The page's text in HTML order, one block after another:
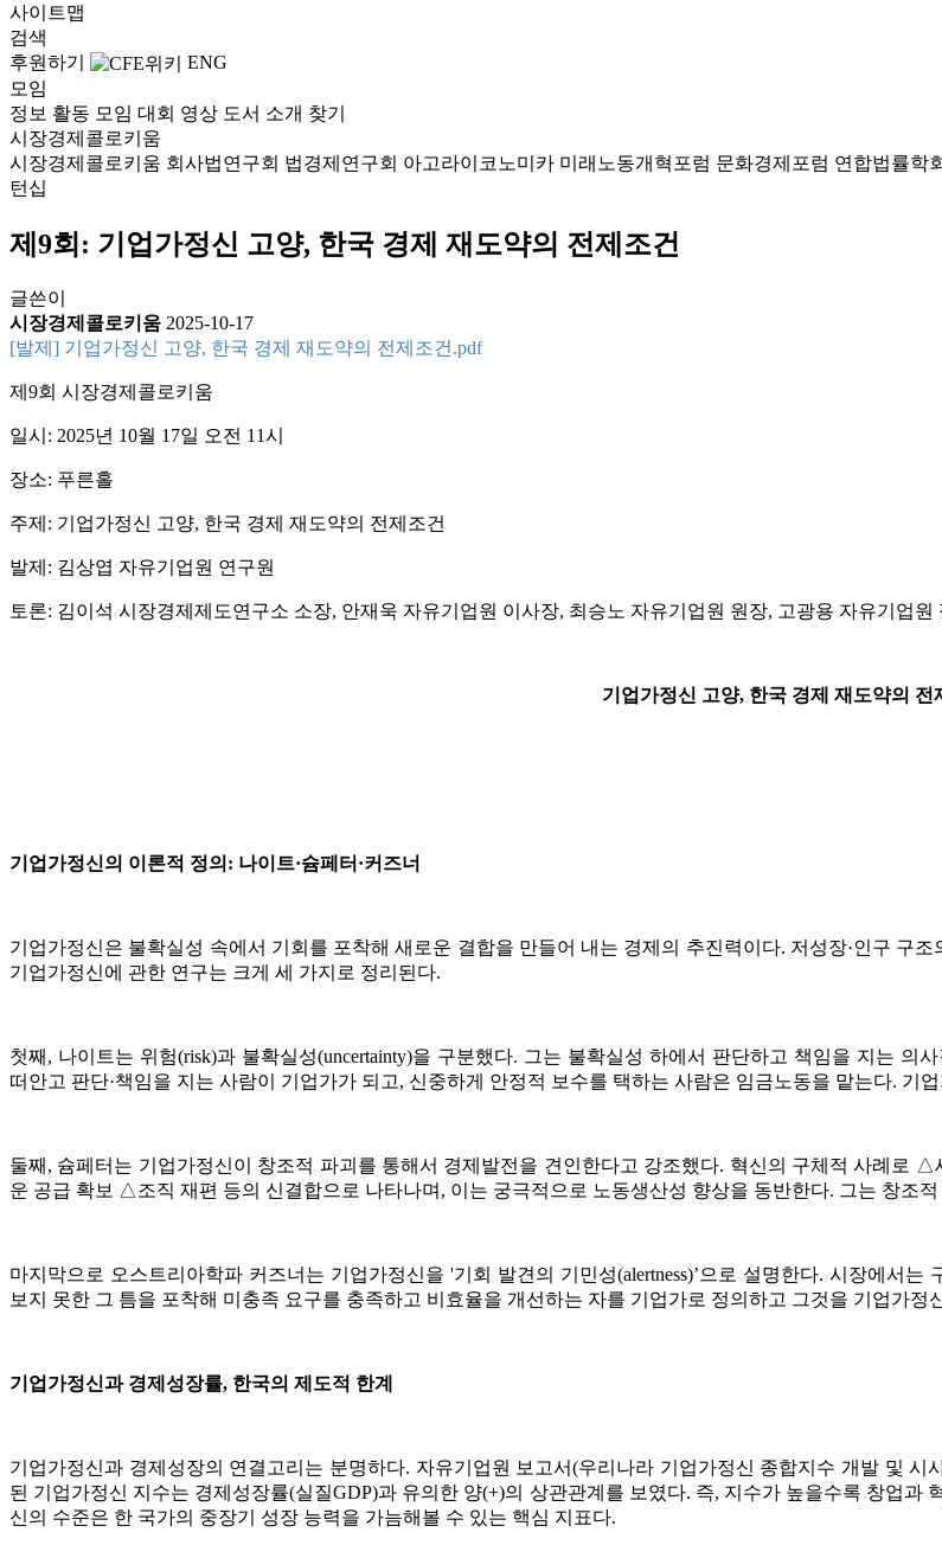
사이트맵
검색
후원하기
ENG
모임
정보 활동 모임 대회 영상 도서 소개 찾기
시장경제콜로키움
시장경제콜로키움 회사법연구회 법경제연구회 아고라이코노미카 미래노동개혁포럼 문화경제포럼 연합법률학
턴십
제9회: 기업가정신 고양, 한국 경제 재도약의 전제조건
글쓴이
시장경제콜로키움 2025-10-17
[발제] 기업가정신 고양, 한국 경제 재도약의 전제조건.pdf
제9회 시장경제콜로키움
일시: 2025년 10월 17일 오전 11시
장소: 푸른홀
주제: 기업가정신 고양, 한국 경제 재도약의 전제조건
발제: 김상엽 자유기업원 연구원
토론: 김이석 시장경제제도연구소 소장, 안재욱 자유기업원 이사장, 최승노 자유기업원 원장, 고광용 자유기업원
기업가정신 고양, 한국 경제 재도약의 전
기업가정신의 이론적 정의: 나이트·슘페터·커즈너
기업가정신은 불확실성 속에서 기회를 포착해 새로운 결합을 만들어 내는 경제의 추진력이다. 저성장·인구 구
기업가정신에 관한 연구는 크게 세 가지로 정리된다.
첫째, 나이트는 위험(risk)과 불확실성(uncertainty)을 구분했다. 그는 불확실성 하에서 판단하고 책임을 지는
떠안고 판단·책임을 지는 사람이 기업가가 되고, 신중하게 안정적 보수를 택하는 사람은 임금노동을 맡는다. 기
둘째, 슘페터는 기업가정신이 창조적 파괴를 통해서 경제발전을 견인한다고 강조했다. 혁신의 구체적 사례
운 공급 확보 △조직 재편 등의 신결합으로 나타나며, 이는 궁극적으로 노동생산성 향상을 동반한다. 그는 창조
마지막으로 오스트리아학파 커즈너는 기업가정신을 '기회 발견의 기민성(alertness)’으로 설명한다. 시장에서
보지 못한 그 틈을 포착해 미충족 요구를 충족하고 비효율을 개선하는 자를 기업가로 정의하고 그것을 기업가정
기업가정신과 경제성장률, 한국의 제도적 한계
기업가정신과 경제성장의 연결고리는 분명하다. 자유기업원 보고서(우리나라 기업가정신 종합지수 개발 및 시
된 기업가정신 지수는 경제성장률(실질GDP)과 유의한 양(+)의 상관관계를 보였다. 즉, 지수가 높을수록 창업
신의 수준은 한 국가의 중장기 성장 능력을 가늠해볼 수 있는 핵심 지표다.